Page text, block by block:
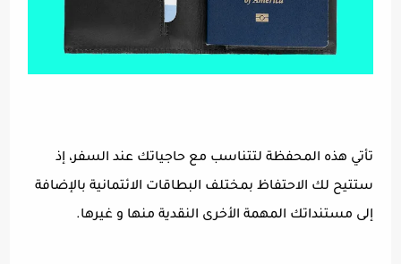
تأتي هذه المحفظة لتتناسب مع حاجياتك عند السفر، إذ
ستتيح لك الاحتفاظ بمختلف البطاقات الائتمانية بالإضافة
إلى مستنداتك المهمة الأخرى النقدية منها و غيرها.